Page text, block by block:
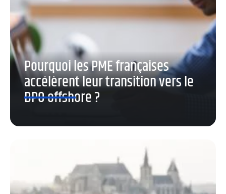
Pourquoi les PME françaises
accélèrent leur transition vers le
BPO offshore ?